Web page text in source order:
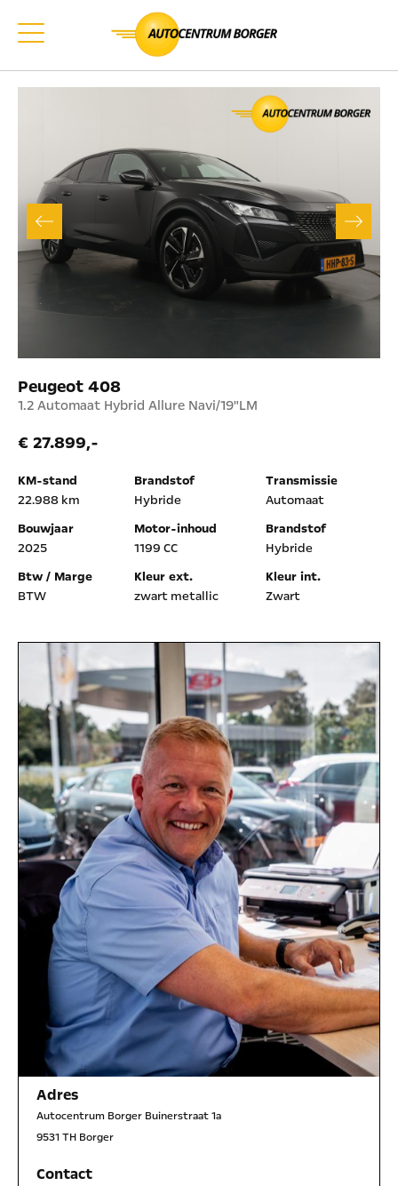
Peugeot 408
1.2 Automaat Hybrid Allure Navi/19"LM
€ 27.899,-
KM-stand
22.988 km
Brandstof
Hybride
Transmissie
Automaat
Bouwjaar
2025
Motor-inhoud
1199 CC
Brandstof
Hybride
Btw / Marge
BTW
Kleur ext.
zwart metallic
Kleur int.
Zwart
Adres
Autocentrum Borger Buinerstraat 1a
9531 TH Borger
Contact